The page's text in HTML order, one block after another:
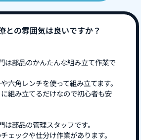
との雰囲気は良いですか？
は部品のかんたんな組み立て作業で
六角レンチを使って組み立てます。
組み立てるだけなので初心者も安
は部品の管理スタッフです。
ェックや仕分け作業があります。